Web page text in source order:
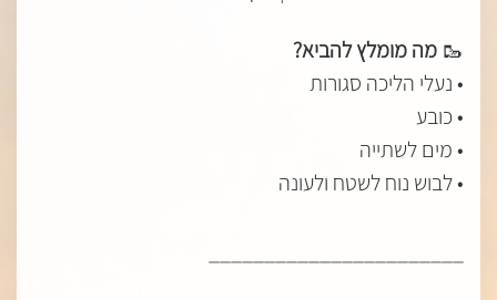
🥾מה מומלץ להביא?
• נעלי הליכה סגורות
• כובע
• מים לשתייה
• לבוש נוח לשטח ולעונה